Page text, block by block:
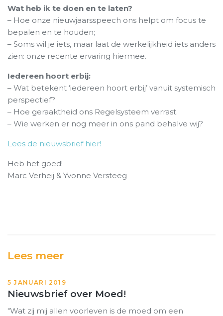
Wat heb ik te doen en te laten?
– Hoe onze nieuwjaarsspeech ons helpt om focus te
bepalen en te houden;
– Soms wil je iets, maar laat de werkelijkheid iets anders
zien: onze recente ervaring hiermee.
Iedereen hoort erbij:
– Wat betekent ‘iedereen hoort erbij’ vanuit systemisch
perspectief?
– Hoe geraaktheid ons Regelsysteem verrast.
– Wie werken er nog meer in ons pand behalve wij?
Lees de nieuwsbrief hier!
Heb het goed!
Marc Verheij & Yvonne Versteeg
Lees meer
5 JANUARI 2019
Nieuwsbrief over Moed!
"Wat zij mij allen voorleven is de moed om een